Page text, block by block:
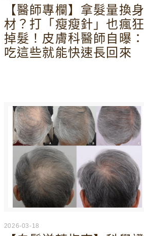
【醫師專欄】拿髮量換身
材？打「瘦瘦針」也瘋狂
掉髮！皮膚科醫師自曝：
吃這些就能快速長回來
2026-03-18